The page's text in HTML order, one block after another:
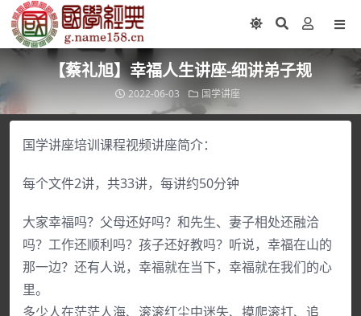
【蔡礼旭】幸福人生讲座-细讲弟子规
2022-06-03 国学讲座
国学讲座培训课程视频讲座简介：
每个文件2讲，共33讲，每讲约50分钟
大家幸福吗？父母还好吗？和先生、妻子相处还融洽
吗？工作还顺利吗？孩子还好教吗？听说，幸福在山的
那一边？还有人说，幸福就在当下，幸福就在我们的心
里。
多少人在茫茫人海、滚滚红尘中迷失、摸爬滚打、追